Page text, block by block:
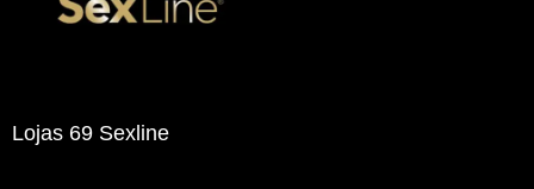
Lojas 69 Sexline